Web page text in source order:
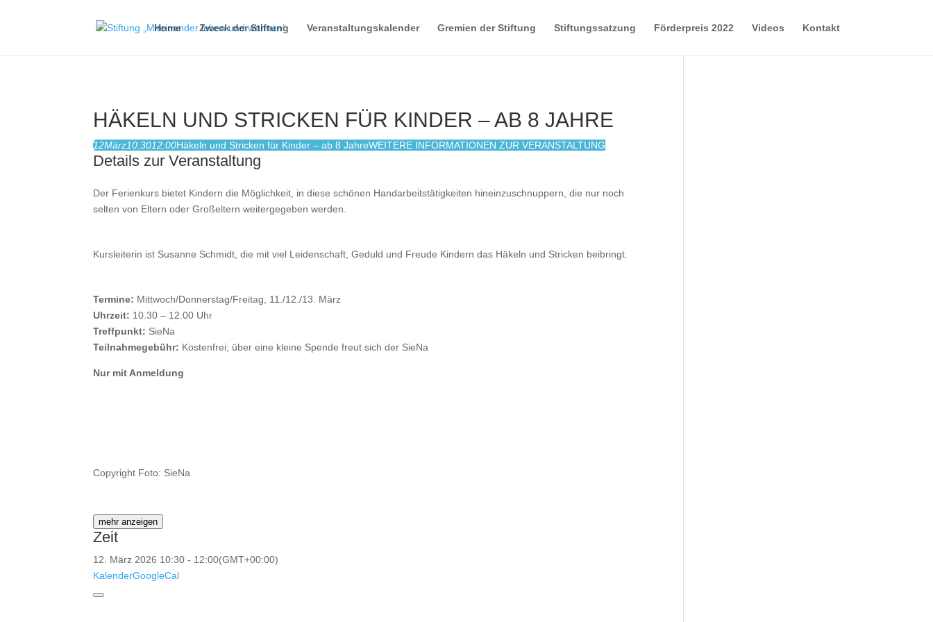
Home Zweck der Stiftung Veranstaltungskalender Gremien der Stiftung Stiftungssatzung Förderpreis 2022 Videos Kontakt
HÄKELN UND STRICKEN FÜR KINDER – AB 8 JAHRE
12März10:3012:00Häkeln und Stricken für Kinder – ab 8 JahreWEITERE INFORMATIONEN ZUR VERANSTALTUNG
Details zur Veranstaltung
Der Ferienkurs bietet Kindern die Möglichkeit, in diese schönen Handarbeitstätigkeiten hineinzuschnuppern, die nur noch
selten von Eltern oder Großeltern weitergegeben werden.
Kursleiterin ist Susanne Schmidt, die mit viel Leidenschaft, Geduld und Freude Kindern das Häkeln und Stricken beibringt.
Termine: Mittwoch/Donnerstag/Freitag, 11./12./13. März
Uhrzeit: 10.30 – 12.00 Uhr
Treffpunkt: SieNa
Teilnahmegebühr: Kostenfrei; über eine kleine Spende freut sich der SieNa
Nur mit Anmeldung
Copyright Foto: SieNa
mehr anzeigen
Zeit
12. März 2026 10:30 - 12:00(GMT+00:00)
KalenderGoogleCal